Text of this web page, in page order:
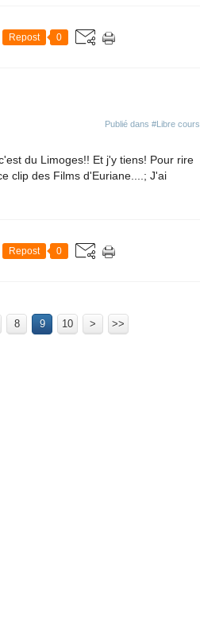
Repost 0
Publié dans #Libre cours
du Limoges!! Et j'y tiens! Pour rire
clip des Films d'Euriane....; J'ai
Repost 0
8 9 10 20
> >>